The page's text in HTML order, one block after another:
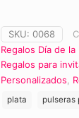
SKU: 0068
Regalos Día de la
Regalos para
Personalizados
plata
pulseras